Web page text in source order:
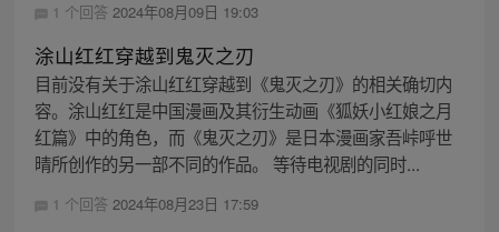
1 个回答 2024年08月09日 19:03
涂山红红穿越到鬼灭之刃
目前没有关于涂山红红穿越到《鬼灭之刃》的相关确切内
容。涂山红红是中国漫画及其衍生动画《狐妖小红娘之月
红篇》中的角色，而《鬼灭之刃》是日本漫画家吾峠呼世
晴所创作的另一部不同的作品。 等待电视剧的同时...
1 个回答 2024年08月23日 17:59